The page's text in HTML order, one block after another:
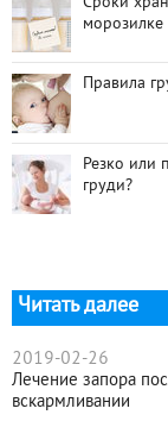
Сроки
морозилке
Правила
Резко или
груди?
Читать далее
2019-02-26
Лечение запора
вскармливании